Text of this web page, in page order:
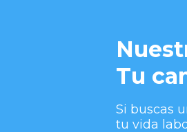
Tu
Si buscas
tu vida